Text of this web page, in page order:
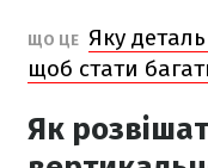
ЩО ЦЕ Яку
щоб стати
Як